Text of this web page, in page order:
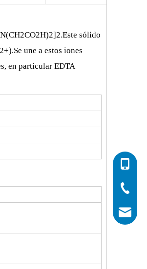
sólido
une a estos iones
en particular EDTA
0086-
0086-
0086-